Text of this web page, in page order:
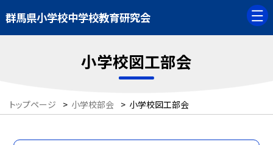
群馬県小学校中学校教育研究会
小学校図工部会
トップページ > 小学校部会 > 小学校図工部会